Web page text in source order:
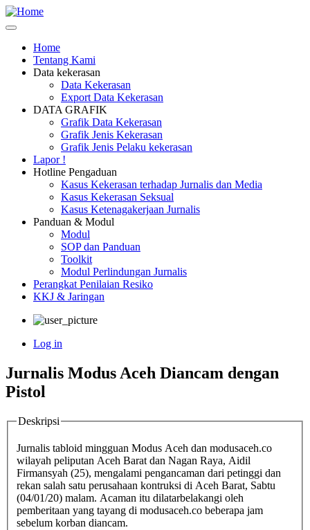
Skip
to
content
Main
navigation
Home
Tentang Kami
Data kekerasan
Data Kekerasan
Export Data Kekerasan
DATA GRAFIK
Grafik Data Kekerasan
Grafik Jenis Kekerasan
Grafik Jenis Pelaku kekerasan
Lapor !
Hotline Pengaduan
Kasus Kekerasan terhadap Jurnalis dan Media
Kasus Kekerasan Seksual
Kasus Ketenagakerjaan Jurnalis
Panduan & Modul
Modul
SOP dan Panduan
Toolkit
Modul Perlindungan Jurnalis
Perangkat Penilaian Resiko
KKJ & Jaringan
account
menu
Log in
Jurnalis Modus Aceh Diancam dengan
Pistol
Deskripsi
Jurnalis tabloid mingguan Modus Aceh dan modusaceh.co
wilayah peliputan Aceh Barat dan Nagan Raya, Aidil
Firmansyah (25), mengalami pengancaman dari petinggi dan
rekan salah satu perusahaan kontruksi di Aceh Barat, Sabtu
(04/01/20) malam. Acaman itu dilatarbelakangi oleh
pemberitaan yang tayang di modusaceh.co beberapa jam
sebelum korban diancam.